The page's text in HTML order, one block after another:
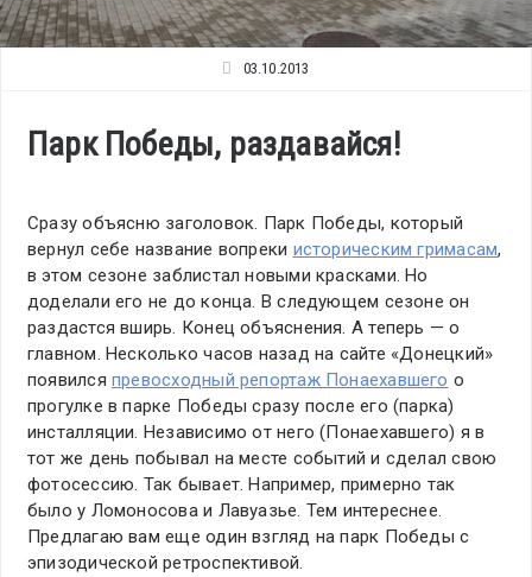
03.10.2013
Парк Победы, раздавайся!
Сразу объясню заголовок. Парк Победы, который
вернул себе название вопреки историческим гримасам,
в этом сезоне заблистал новыми красками. Но
доделали его не до конца. В следующем сезоне он
раздастся вширь. Конец объяснения. А теперь — о
главном. Несколько часов назад на сайте «Донецкий»
появилсяпревосходный репортаж Понаехавшего о
прогулке в парке Победы сразу после его (парка)
инсталляции. Независимо от него (Понаехавшего) я в
тот же день побывал на месте событий и сделал свою
фотосессию. Так бывает. Например, примерно так
было у Ломоносова и Лавуазье. Тем интереснее.
Предлагаю вам еще один взгляд на парк Победы с
эпизодической ретроспективой.